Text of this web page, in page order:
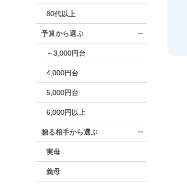
80代以上
予算から選ぶ
～3,000円台
4,000円台
5,000円台
6,000円以上
贈る相手から選ぶ
実母
義母